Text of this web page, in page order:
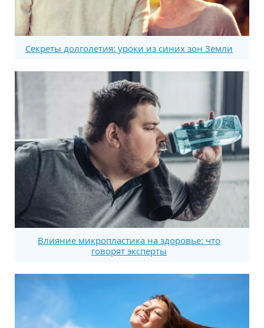
Секреты долголетия: уроки из синих зон Земли
Влияние микропластика на здоровье: что
говорят эксперты